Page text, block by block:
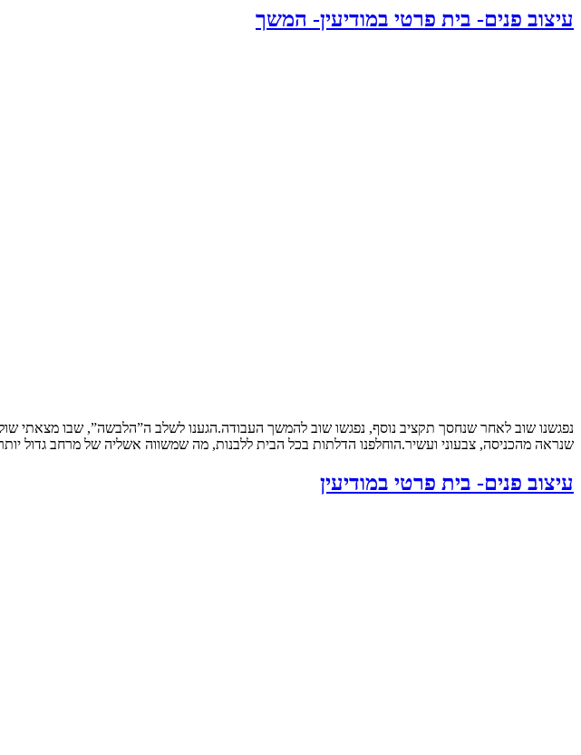
עיצוב פנים- בית פרטי במודיעין- המשך
נפגשנו שוב לאחר שנחסך תקציב נוסף, נפגשו שוב להמשך העבודה.הגענו לשלב ה”הלבשה”, שבו מצאתי
שנראה מהכניסה, צבעוני ועשיר.הוחלפנו הדלתות בכל הבית ללבנות, מה שמשווה אשליה של מרחב גדול
עיצוב פנים- בית פרטי במודיעין